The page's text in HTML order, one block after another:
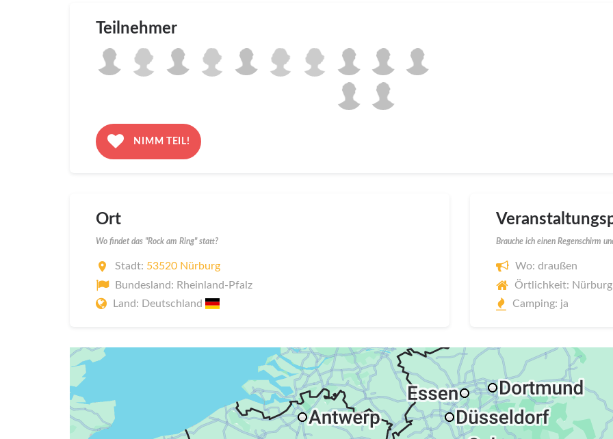
Teilnehmer
NIMM TEIL!
Ort
Wo findet das "Rock am Ring" statt?
Stadt: 53520 Nürburg
Bundesland: Rheinland-Pfalz
Land: Deutschland
Brauche ich einen Regenschirm
Wo: draußen
Örtlichkeit:
Camping: ja